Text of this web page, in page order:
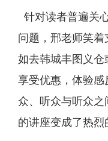
针对读者普遍关
问题，邢老师笑着
如去韩城丰图义
享受优惠，体验感
众、听众与听众之
的讲座变成了热烈